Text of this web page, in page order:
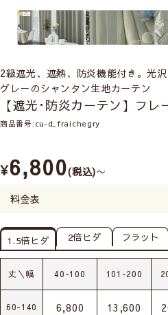
2級遮光、遮熱、防炎機能付き。光
グレーのシャンタン生地カーテン
【遮光･防炎カーテン】フレ
商品番号 cu-d_fraichegry
¥6,800 税込 〜
料金表
1.5倍ヒダ 2倍ヒダ フラット
丈＼幅 40-100 101-200
60-140 6,800 13,600